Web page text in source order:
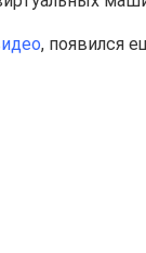
, появился